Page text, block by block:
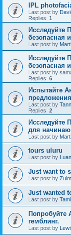
IPL
Last post by
Replies: 1
Исследуйте
безопасная
Last post by
Исследуйте
безопасная
Last post by
Replies: 6
Испытайте
Last post by
Replies: 2
Исследуйте
для
Last post by
tours uluru
Last post by
Just want to
Last post by
Just wanted
Last post by
Попробуйте
гемблинг.
Last post by